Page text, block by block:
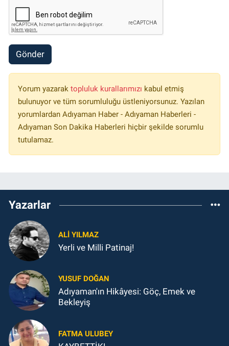
Gönder
Yorum yazarak topluluk kurallarımızı kabul etmiş
bulunuyor ve tüm sorumluluğu üstleniyorsunuz. Yazılan
yorumlardan Adıyaman Haber - Adıyaman Haberleri -
Adıyaman Son Dakika Haberleri hiçbir şekilde sorumlu
tutulamaz.
Yazarlar
ALI YILMAZ
Yerli ve Milli Patinaj!
YUSUF DOĞAN
Adıyaman'ın Hikâyesi: Göç, Emek ve
Bekleyiş
FATMA ULUBEY